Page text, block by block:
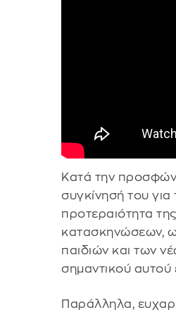
Κατά την
συγκίνησή του
προτεραιότητα
κατασκηνώσεων,
παιδιών και των
σημαντικού αυτού
Παράλληλα,